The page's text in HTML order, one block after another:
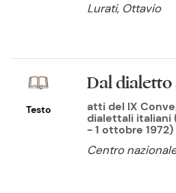
Lurati, Ottavio
Testo
Dal
atti del IX
dialettali italiani
- 1 ottobre 1972)
Centro